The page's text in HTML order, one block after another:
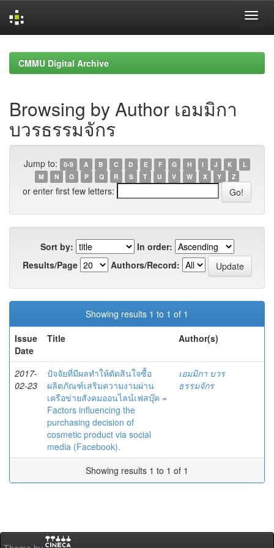
navigationCMMU Digital Archive
Browsing by Author เอมมิกา
บวรธรรมจักร
Jump to: 0-9 A B C D E F G H I J K
L
M
N O P Q R S T U V W X Y Z
or enter first few letters:
Sort by:
In order:
Results/Page
Authors/Record:
Showing results 1 to 1 of 1
Issue
Date
Title Author(s)
2017-
02-23
ปัจจัยที่มีผลทำให้ตัดสินใจซื้อ
ผลิตภัณฑ์เสริมความงามผ่าน
เครือข่ายสังคมออนไลน์เฟสบุ๊ค =
Factors influencing the
purchasing decision of
cosmetic product via social
media (Facebook).
เอมมิกา บวร
ธรรมจักร
Showing results 1 to 1 of 1